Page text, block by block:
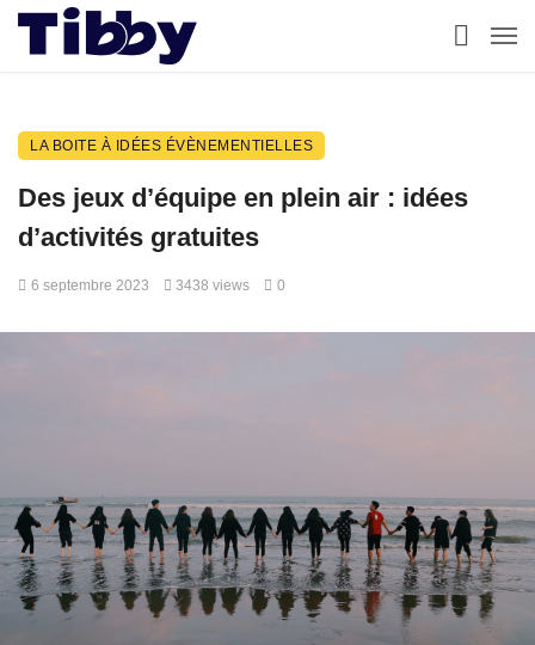
LA BOITE À IDÉES ÉVÈNEMENTIELLES
Des jeux d’équipe en plein air : idées
d’activités gratuites
6 septembre 2023 3438 views 0